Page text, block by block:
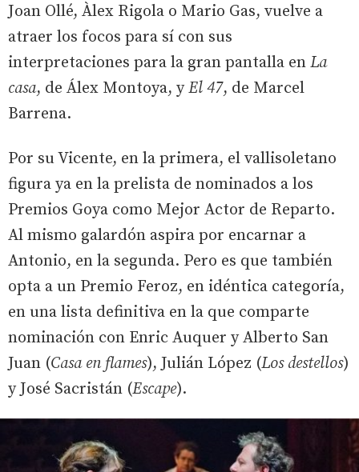
Joan Ollé, Àlex Rigola o Mario Gas, vuelve a
atraer los focos para sí con sus
interpretaciones para la gran pantalla en La
casa, de Álex Montoya, yEl 47, de Marcel
Barrena.
Por su Vicente, en la primera, el vallisoletano
figura ya en la prelista de nominados a los
Premios Goya como Mejor Actor de Reparto.
Al mismo galardón aspira por encarnar a
Antonio, en la segunda. Pero es que también
opta a un Premio Feroz, en idéntica categoría,
en una lista definitiva en la que comparte
nominación con Enric Auquer y Alberto San
Juan (Casa en flames), Julián López (Los destellos)
y José Sacristán (Escape).